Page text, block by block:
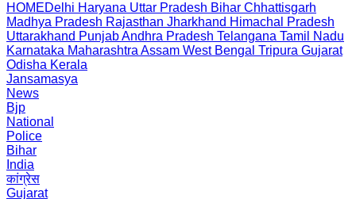
HOMEDelhi Haryana Uttar Pradesh Bihar Chhattisgarh
Madhya Pradesh Rajasthan Jharkhand Himachal Pradesh
Uttarakhand PunjabAndhra Pradesh Telangana Tamil Nadu
Karnataka Maharashtra Assam West Bengal Tripura Gujarat
Odisha Kerala
Jansamasya
News
Bjp
National
Police
Bihar
India
कांग्रेस
Gujarat